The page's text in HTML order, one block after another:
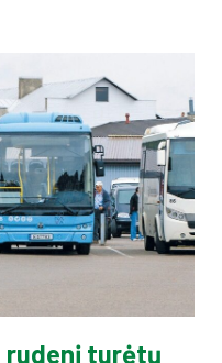
rudenį turėtų